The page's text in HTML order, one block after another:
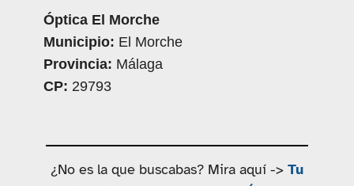
Óptica El Morche
Municipio: El Morche
Provincia: Málaga
CP: 29793
¿No es la que buscabas? Mira aquí -> Tu